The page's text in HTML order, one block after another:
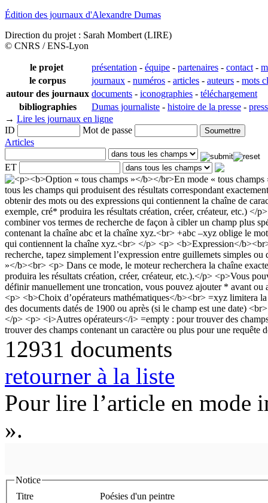
Édition des journaux d'Alexandre Dumas
Direction du projet : Sarah Mombert (LIRE)
© CNRS / ENS-Lyon
le projet présentation - équipe - partenaires - contact -
le corpus
journaux - numéros - articles - auteurs - mots
autour des journaux documents - iconographies - téléchargement
bibliographies
Dumas journaliste - histoire de la presse -
→ Lire les journaux en ligne
ID
Mot de passe
Articles
ET
12931 documents
retourner à la liste
Pour lire l’article en mode
».
Notice
Titre
Poésies d'un peintre